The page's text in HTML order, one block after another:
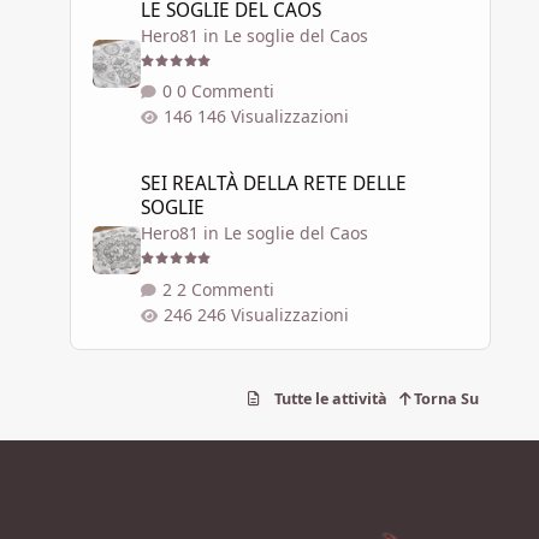
LE SOGLIE DEL CAOS
Hero81 in Le soglie del Caos
0 Commenti
146 Visualizzazioni
SEI REALTÀ DELLA RETE DELLE
SOGLIE
Hero81 in Le soglie del Caos
2 Commenti
246 Visualizzazioni
Tutte le attività Torna Su